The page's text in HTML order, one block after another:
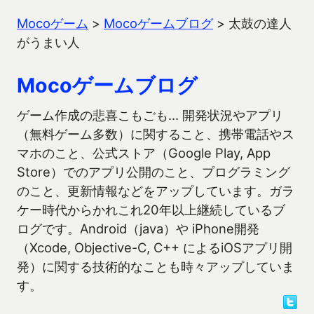
Mocoゲーム > Mocoゲームブログ> 太鼓の達人
がうまい人
Mocoゲームブログ
ゲーム作成の悲喜こもごも… 開発状況やアプリ
（無料ゲーム多数）に関すること、携帯電話やス
マホのこと、公式ストア（Google Play, App
Store）でのアプリ公開のこと、プログラミング
のこと、更新情報などをアップしています。ガラ
ケー時代からかれこれ20年以上継続しているブ
ログです。Android（java）や iPhone開発
（Xcode, Objective-C, C++ によるiOSアプリ開
発）に関する技術的なことも時々アップしていま
す。